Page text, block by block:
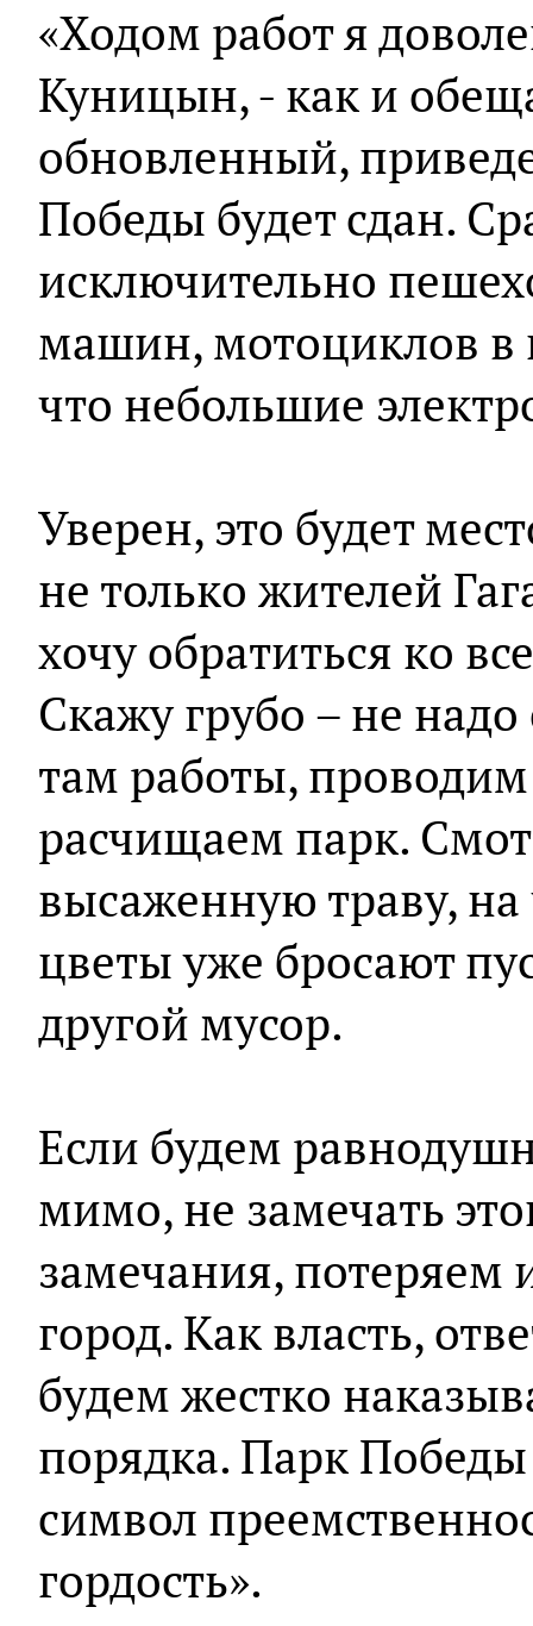
«Ходом работ я
Куницын, - как и
обновленный,
Победы будет сдан.
исключительно
машин, мотоциклов в
что небольшие
Уверен, это будет
не только жителей
хочу обратиться ко
Скажу грубо – не
там работы,
расчищаем парк.
высаженную траву,
цветы уже бросают
другой мусор.
Если будем
мимо, не замечать
замечания, потеряем
город. Как власть,
будем жестко
порядка. Парк Победы
символ
гордость».